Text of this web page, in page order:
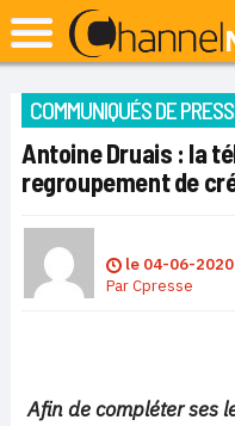
COMMUNIQUÉS DE
Antoine Druais : la
regroupement de
le 04-06-2020
ParCpresse
Afin de compléter ses